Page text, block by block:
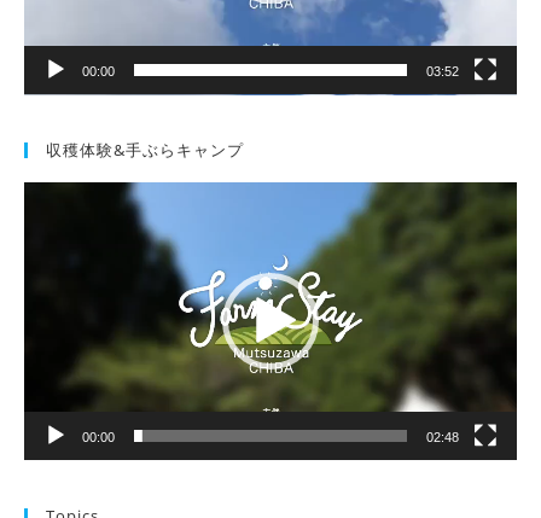
00:00 03:52
収穫体験&手ぶらキャンプ
00:00 02:48